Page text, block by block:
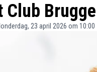
Club
23 april 2026 om 10:00